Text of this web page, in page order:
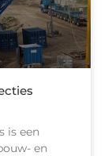
is een
en